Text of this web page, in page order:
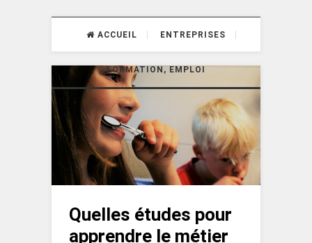
ACCUEIL ENTREPRISES
FORMATION, EMPLOI
Quelles études pour
apprendre le métier